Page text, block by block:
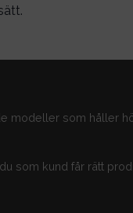
modeller som håller
som kund får rätt